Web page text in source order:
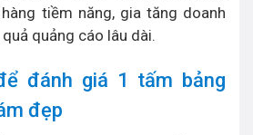
tiềm năng, gia tăng doanh
quảng cáo lâu dài.
đánh giá 1 tấm bảng
đẹp